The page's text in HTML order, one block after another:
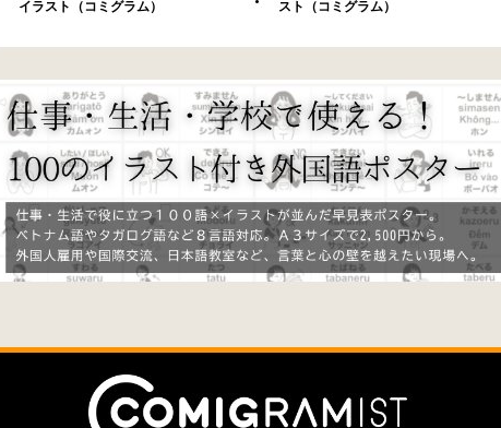
イラスト（コミグラム）
スト（コミグラム）